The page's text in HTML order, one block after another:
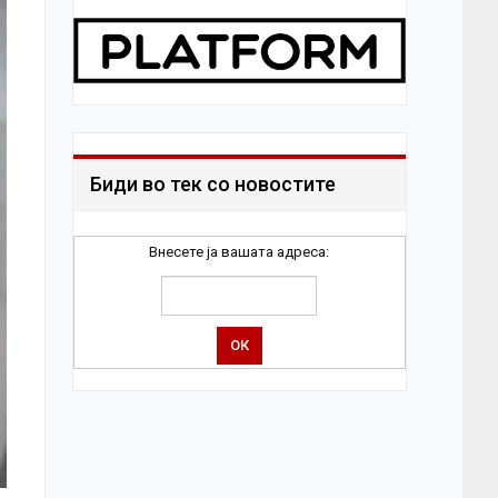
Биди во тек со новостите
Внесете ја вашата адреса: